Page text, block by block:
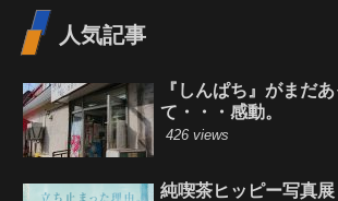
人気記事
『しんぱち』がまだ
て・・・感動。
426 views
純喫茶ヒッピー写真